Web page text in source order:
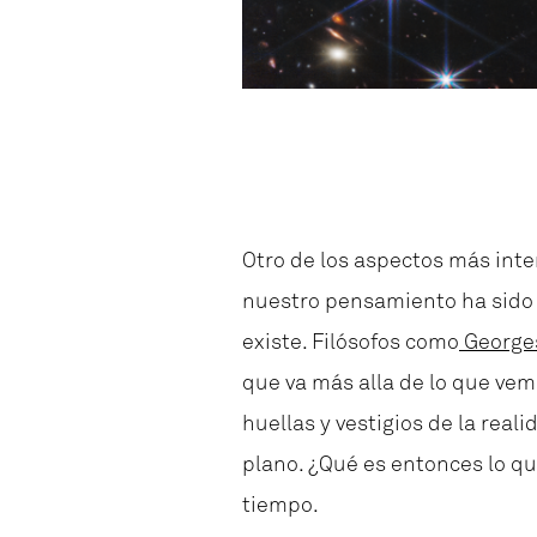
Otro de los aspectos más
nuestro pensamiento ha
existe. Filósofos como
que va más alla de lo que
huellas y vestigios de la
plano. ¿Qué es entonces lo
tiempo.